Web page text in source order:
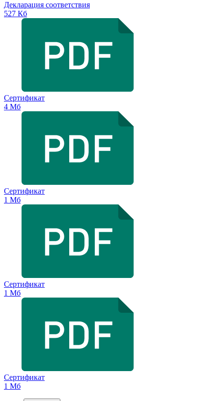
Декларация соответствия
527 Кб
Сертификат
4 Мб
Сертификат
1 Мб
Сертификат
1 Мб
Сертификат
1 Мб